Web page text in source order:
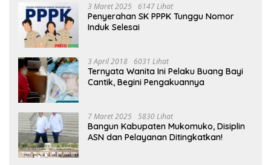
3 Maret 2025 6147 Lihat
Penyerahan SK PPPK Tunggu Nomor
Induk Selesai
3 April 2018 6031 Lihat
Ternyata Wanita Ini Pelaku Buang Bayi
Cantik, Begini Pengakuannya
7 Maret 2025 5830 Lihat
Bangun Kabupaten Mukomuko, Disiplin
ASN dan Pelayanan Ditingkatkan!